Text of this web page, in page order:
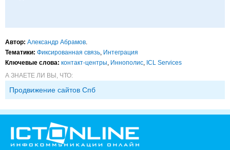
Автор: Александр Абрамов
Тематики: Фиксированная связь Интеграция
Ключевые слова: контакт-центры Иннополис ICL Services
А ЗНАЕТЕ ЛИ ВЫ, ЧТО:
Продвижение сайтов Спб